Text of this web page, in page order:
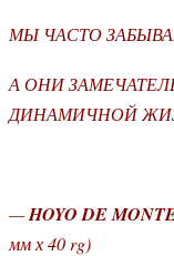
МЫ ЧАСТО
А ОНИ
ДИНАМИЧНОЙ
—HOYO DE
мм х 40 rg)